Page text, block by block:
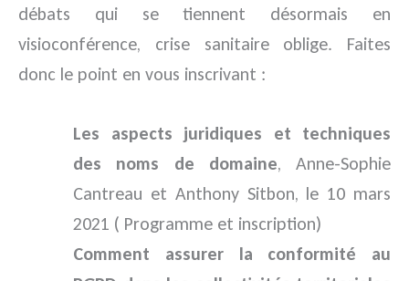
débats qui se tiennent désormais en
visioconférence, crise sanitaire oblige. Faites
donc le point en vous inscrivant :
Les aspects juridiques et techniques
des noms de domaine, Anne-Sophie
Cantreau et Anthony Sitbon, le 10 mars
2021 ( Programme et inscription)
Comment assurer la conformité au